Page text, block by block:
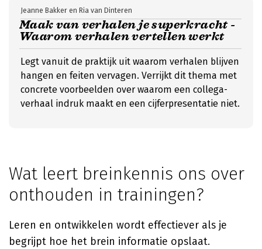
Maak van verhalen je superkracht -
Waarom verhalen vertellen werkt
Jeanne Bakker en Ria van Dinteren
Legt vanuit de praktijk uit waarom verhalen blijven
hangen en feiten vervagen. Verrijkt dit thema met
concrete voorbeelden over waarom een collega-
verhaal indruk maakt en een cijferpresentatie niet.
Wat leert breinkennis ons over
onthouden in trainingen?
Leren en ontwikkelen wordt effectiever als je
begrijpt hoe het brein informatie opslaat.